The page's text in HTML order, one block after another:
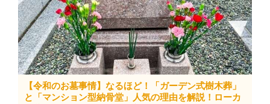
【令和のお墓事情】なるほど！「ガーデン式樹木葬」
と「マンション型納骨堂」人気の理由を解説！ローカ